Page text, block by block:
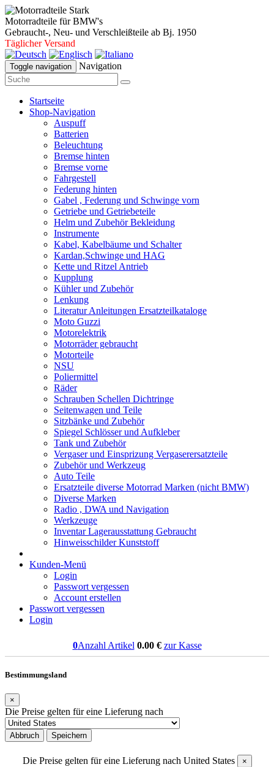
Motorradteile für BMW's
Gebraucht-, Neu- und Verschleißteile ab Bj. 1950
Täglicher Versand
Toggle navigation Navigation
Startseite
Shop-Navigation
Auspuff
Batterien
Beleuchtung
Bremse hinten
Bremse vorne
Fahrgestell
Federung hinten
Gabel , Federung und Schwinge vorn
Getriebe und Getriebeteile
Helm und Zubehör Bekleidung
Instrumente
Kabel, Kabelbäume und Schalter
Kardan,Schwinge und HAG
Kette und Ritzel Antrieb
Kupplung
Kühler und Zubehör
Lenkung
Literatur Anleitungen Ersatzteilkataloge
Moto Guzzi
Motorelektrik
Motorräder gebraucht
Motorteile
NSU
Poliermittel
Räder
Schrauben Schellen Dichtringe
Seitenwagen und Teile
Sitzbänke und Zubehör
Spiegel Schlösser und Aufkleber
Tank und Zubehör
Vergaser und Einsprizung Vergaserersatzteile
Zubehör und Werkzeug
Auto Teile
Ersatzteile diverse Motorrad Marken (nicht BMW)
Diverse Marken
Radio , DWA und Navigation
Werkzeuge
Inventar Lagerausstattung Gebraucht
Hinweisschilder Kunststoff
Kunden-Menü
Login
Passwort vergessen
Account erstellen
Passwort vergessen
Login
0Anzahl Artikel 0.00€ zur Kasse
Bestimmungsland
×
Die Preise gelten für eine Lieferung nach
Abbruch Speichern
Die Preise gelten für eine Lieferung nach United States ×